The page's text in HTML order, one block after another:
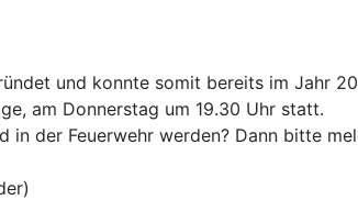
und konnte somit bereits im Jahr
am Donnerstag um 19.30 Uhr statt.
der Feuerwehr werden? Dann bitte